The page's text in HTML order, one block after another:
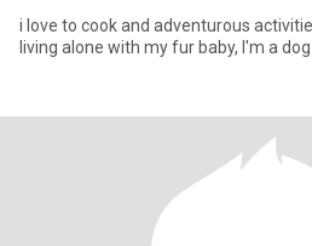
i love to cook and adventurous
living alone with my fur baby, I'm a